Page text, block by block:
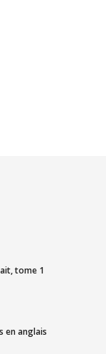
tome 1
en anglais